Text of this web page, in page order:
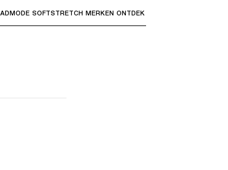
en "Pijl omhoog" of "Escape" om terug te
SOFTSTRETCH MERKEN ONTDEK